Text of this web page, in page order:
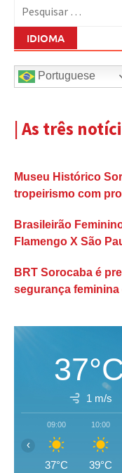
por:
IDIOMA
Portuguese
| As três
Museu Histórico
tropeirismo com
Brasileirão
Flamengo X São
BRT Sorocaba é
segurança feminina
1 m/s
09:00
37°C
10:00
39°C
‹